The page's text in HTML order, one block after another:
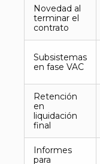
Novedad al
terminar el
contrato
Subsistemas
en fase VAC
Retención
en
liquidación
final
Informes
para